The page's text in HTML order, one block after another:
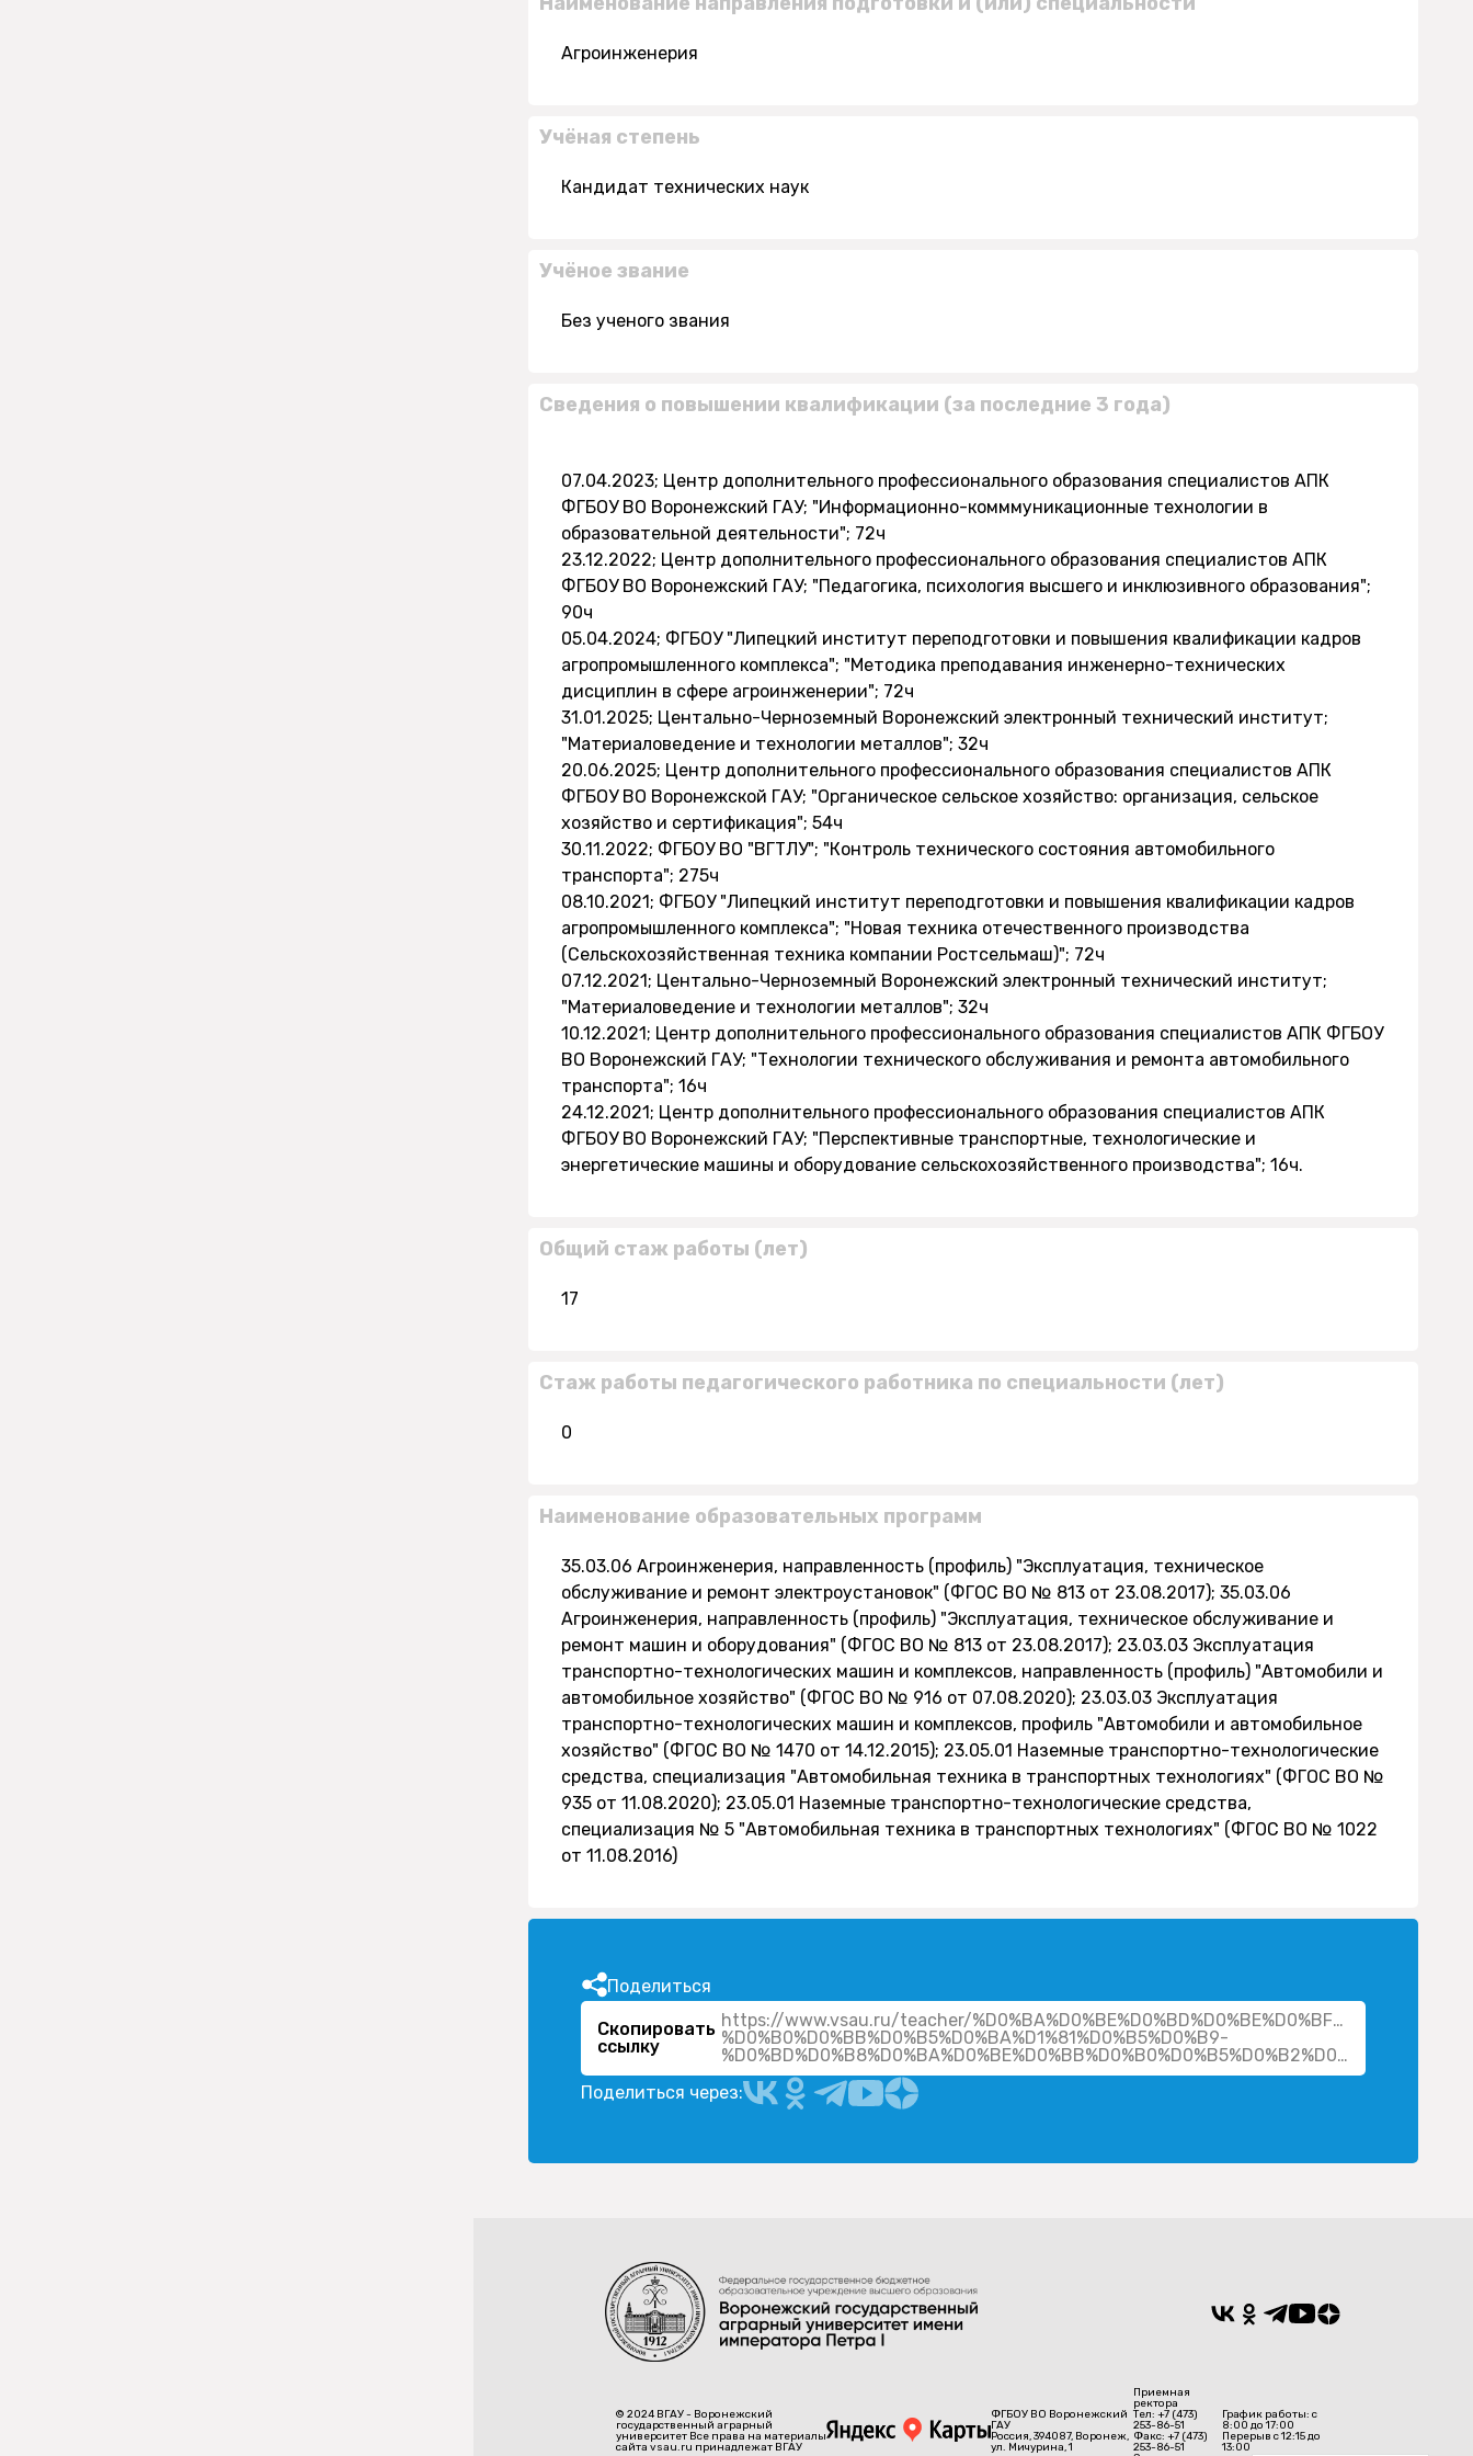
Агроинженерия
Учёная степень
Кандидат технических наук
Учёное звание
Без ученого звания
Сведения о повышении квалификации (за последние 3 года)
07.04.2023; Центр дополнительного профессионального образования специалистов АПК
ФГБОУ ВО Воронежский ГАУ; "Информационно-комммуникационные технологии в
образовательной деятельности"; 72ч
23.12.2022; Центр дополнительного профессионального образования специалистов АПК
ФГБОУ ВО Воронежский ГАУ; "Педагогика, психология высшего и инклюзивного образования";
90ч
05.04.2024; ФГБОУ "Липецкий институт переподготовки и повышения квалификации кадров
агропромышленного комплекса"; "Методика преподавания инженерно-технических
дисциплин в сфере агроинженерии"; 72ч
31.01.2025; Центально-Черноземный Воронежский электронный технический институт;
"Материаловедение и технологии металлов"; 32ч
20.06.2025; Центр дополнительного профессионального образования специалистов АПК
ФГБОУ ВО Воронежской ГАУ; "Органическое сельское хозяйство: организация, сельское
хозяйство и сертификация"; 54ч
30.11.2022; ФГБОУ ВО "ВГТЛУ"; "Контроль технического состояния автомобильного
транспорта"; 275ч
08.10.2021; ФГБОУ "Липецкий институт переподготовки и повышения квалификации кадров
агропромышленного комплекса"; "Новая техника отечественного производства
(Сельскохозяйственная техника компании Ростсельмаш)"; 72ч
07.12.2021; Центально-Черноземный Воронежский электронный технический институт;
"Материаловедение и технологии металлов"; 32ч
10.12.2021; Центр дополнительного профессионального образования специалистов АПК ФГБОУ
ВО Воронежский ГАУ; "Технологии технического обслуживания и ремонта автомобильного
транспорта"; 16ч
24.12.2021; Центр дополнительного профессионального образования специалистов АПК
ФГБОУ ВО Воронежский ГАУ; "Перспективные транспортные, технологические и
энергетические машины и оборудование сельскохозяйственного производства"; 16ч.
Общий стаж работы (лет)
17
Стаж работы педагогического работника по специальности (лет)
0
Наименование образовательных программ
35.03.06 Агроинженерия, направленность (профиль) "Эксплуатация, техническое
обслуживание и ремонт электроустановок" (ФГОС ВО № 813 от 23.08.2017); 35.03.06
Агроинженерия, направленность (профиль) "Эксплуатация, техническое обслуживание и
ремонт машин и оборудования" (ФГОС ВО № 813 от 23.08.2017); 23.03.03 Эксплуатация
транспортно-технологических машин и комплексов, направленность (профиль) "Автомобили и
автомобильное хозяйство" (ФГОС ВО № 916 от 07.08.2020); 23.03.03 Эксплуатация
транспортно-технологических машин и комплексов, профиль "Автомобили и автомобильное
хозяйство" (ФГОС ВО № 1470 от 14.12.2015); 23.05.01 Наземные транспортно-технологические
средства, специализация "Автомобильная техника в транспортных технологиях" (ФГОС ВО №
935 от 11.08.2020); 23.05.01 Наземные транспортно-технологические средства,
специализация № 5 "Автомобильная техника в транспортных технологиях" (ФГОС ВО № 1022
от 11.08.2016)
Поделиться
Скопировать
ссылку
https://www.vsau.ru/teacher/
%D0%B0%D0%BB%D0%B5%D0%BA%D1%81%D0%B5%D0%B9-
%D0%BD%D0%B8%D0%BA%D0%BE%D0%BB%D0%B0%D0%B5%D0%B2%D0%B8%D1%87/
Поделиться через:
© 2024 ВГАУ - Воронежский
государственный аграрный
университет Все права на материалы
сайта vsau.ru принадлежат ВГАУ
ФГБОУ ВО Воронежский
ГАУ
Россия, 394087, Воронеж,
ул. Мичурина, 1
Приемная
ректора
Тел: +7 (473)
253-86-51
Факс: +7 (473)
253-86-51
График работы: с
8:00 до 17:00
Перерыв с 12:15 до
13:00